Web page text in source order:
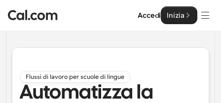
Accedi Inizia
Soluzioni
Per dimensione del team
Impresa
Flussi di lavoro per scuole di lingue
Automatizza la